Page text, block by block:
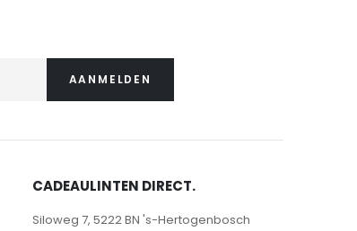
AANMELDEN
CADEAULINTEN DIRECT.
Siloweg 7, 5222 BN 's-Hertogenbosch